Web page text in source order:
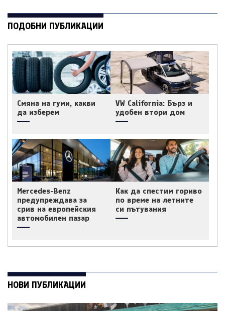
ПОДОБНИ ПУБЛИКАЦИИ
Смяна на гуми, какви
да изберем
VW California: Бърз и
удобен втори дом
Mercedes-Benz
предупреждава за
срив на европейския
автомобилен пазар
Как да спестим гориво
по време на летните
си пътувания
НОВИ ПУБЛИКАЦИИ